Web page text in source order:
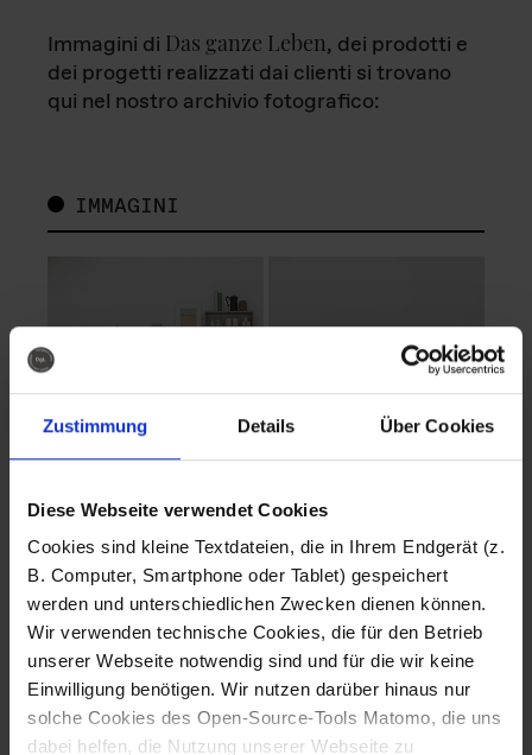
Zustimmung Details Über Cookies
Diese Webseite verwendet Cookies
Cookies sind kleine Textdateien, die in Ihrem Endgerät (z.
B. Computer, Smartphone oder Tablet) gespeichert
werden und unterschiedlichen Zwecken dienen können.
Wir verwenden technische Cookies, die für den Betrieb
unserer Webseite notwendig sind und für die wir keine
Einwilligung benötigen. Wir nutzen darüber hinaus nur
solche Cookies des Open-Source-Tools Matomo, die uns
dabei helfen, die Nutzung unserer Webseite zu
Immagini di Das ganze Leben, dei prodotti e
dei progetti realizzati dai clienti si trovano
qui nel nostro archivio fotografico:
IMMAGINI
Fotografo: Lorenz
Sternbach
Download
Fotografo: Lorenz
Sternbach
Download